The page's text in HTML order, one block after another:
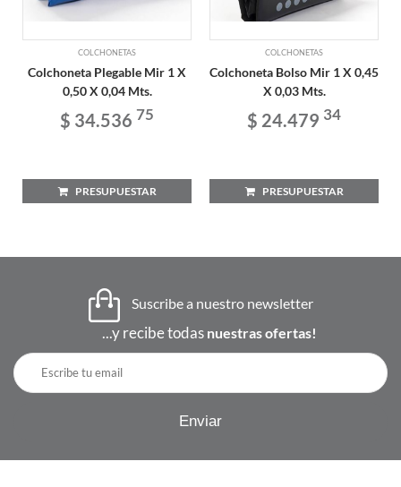
COLCHONETAS
Colchoneta Plegable Mir 1 X
0,50 X 0,04 Mts.
$ 34.536 75
PRESUPUESTAR
COLCHONETAS
Colchoneta Bolso Mir 1 X 0,45
X 0,03 Mts.
$ 24.479 34
PRESUPUESTAR
Suscribe a nuestro newsletter
...y recibe todas nuestras ofertas!